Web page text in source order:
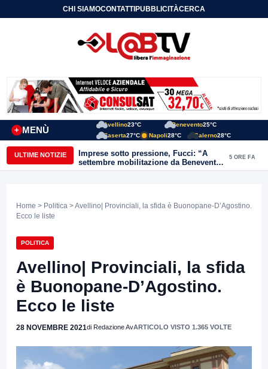
CHI SIAMOCONTATTIPUBBLICITÀCERCA
MENÙ
+
Avellino23°C Benevento25°C
Caserta27°C Napoli28°C Salerno28°C
ULTIME NOTIZIE
Imprese sotto pressione, Fucci: “A
settembre mobilitazione da Benevento
e Avellino”
5 ORE FA
Home > Politica > Avellino| Provinciali, la sfida è Buonopane-D’Agostino.
Ecco le liste
POLITICA
Avellino| Provinciali, la sfida
è Buonopane-D’Agostino.
Ecco le liste
28 NOVEMBRE 2021di Redazione AvARTICOLO VISTO 1.365 VOLTE